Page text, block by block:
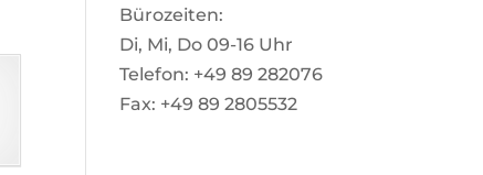
Bürozeiten:
Di, Mi, Do 09-16 Uhr
Telefon: +49 89 282076
Fax: +49 89 2805532